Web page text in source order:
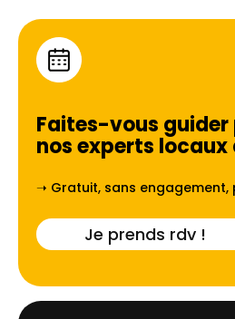
Faites-vous guider
nos experts locaux
➝ Gratuit, sans engagement,
Je prends rdv !